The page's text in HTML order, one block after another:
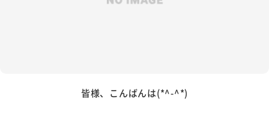
皆様、こんばんは(*^-^*)